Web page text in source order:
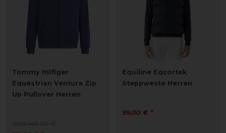
Tommy Hilfiger
Equestrian Ventura Zip
Up Pullover Herren
Equiline Eqcortek
Steppweste Herren
99,00 € *